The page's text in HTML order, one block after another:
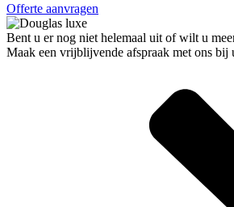
Offerte aanvragen
Bent u er nog niet helemaal uit of wilt u
Maak een vrijblijvende afspraak met ons bij